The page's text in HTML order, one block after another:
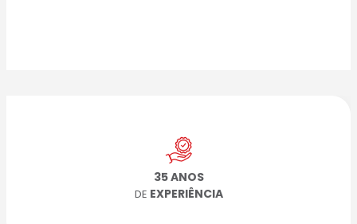
35 ANOS
DE EXPERIÊNCIA